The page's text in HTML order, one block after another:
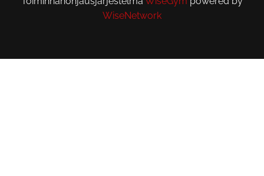
WiseNetwork